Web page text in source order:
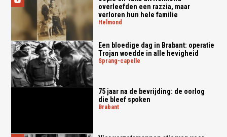
overleefden een razzia, maar
verloren hun hele familie
helmond
Een bloedige dag in Brabant: operatie
Trojan woedde in alle hevigheid
sprang-capelle
75 jaar na de bevrijding: de oorlog
die bleef spoken
brabant